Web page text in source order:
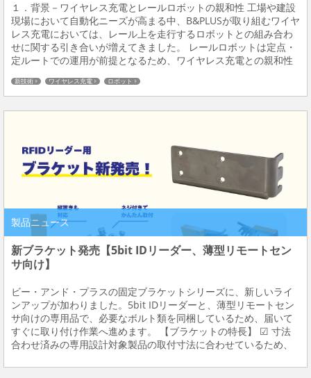
１．背景－ワイヤレス充電とレールロボットの親和性 工場や建設
現場において自動化ニーズが高まる中、B&PLUSが取り組むワイヤ
レス充電においては、レール上を走行するロボットとの組み合わ
せに関する引き合いが増えてきました。 レールロボットは定点・
定ルートでの運用が前提となるため、ワイヤレス充電との親和性
サなどの組み合わせにより構築されるため、用...
新技術 ワイヤレス充電 ロボット
製品ニュース
新ブラケット発売【5bit IDリーダー、薄型リモートセン
サ向け】
ビー・アンド・プラスの固定ブラケットシリーズに、新しいライ
ンアップが加わりました。5bit IDリーダーと、薄型リモートセン
サ向けの専用品で、必要なボルト類を同梱しているため、届いて
すぐに取り付け作業へ進めます。 【ブラケットの特長】 ☑ 寸法
合わせ済みの専用設計対象製品の取付寸法に合わせているため、
程を省けます。 ☑ 材質はSUS304（...